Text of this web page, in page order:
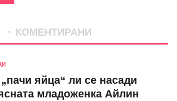
КОМЕНТИРАНИ
яйца“ ли се насади
младоженка Айлин